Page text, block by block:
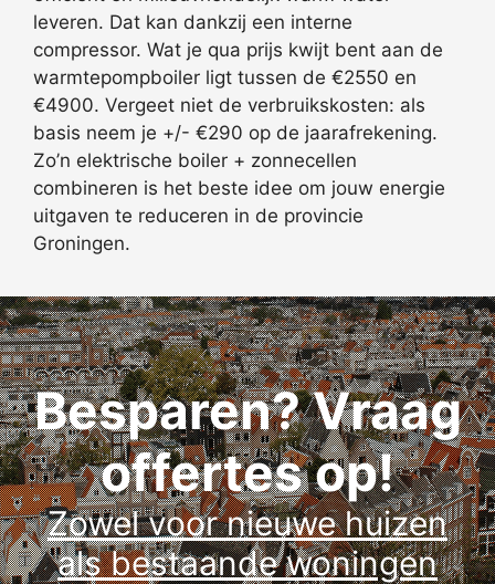
leveren. Dat kan dankzij een interne
compressor. Wat je qua prijs kwijt bent aan de
warmtepompboiler ligt tussen de €2550 en
€4900. Vergeet niet de verbruikskosten: als
basis neem je +/- €290 op de jaarafrekening.
Zo’n elektrische boiler + zonnecellen
combineren is het beste idee om jouw energie
uitgaven te reduceren in de provincie
Groningen.
Besparen? Vraag
offertes op!
Zowel voor nieuwe huizen
als bestaande woningen